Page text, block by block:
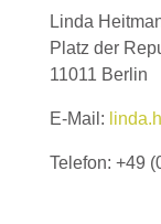
Linda
Platz der
11011 Berlin
E-Mail:
Telefon: +49